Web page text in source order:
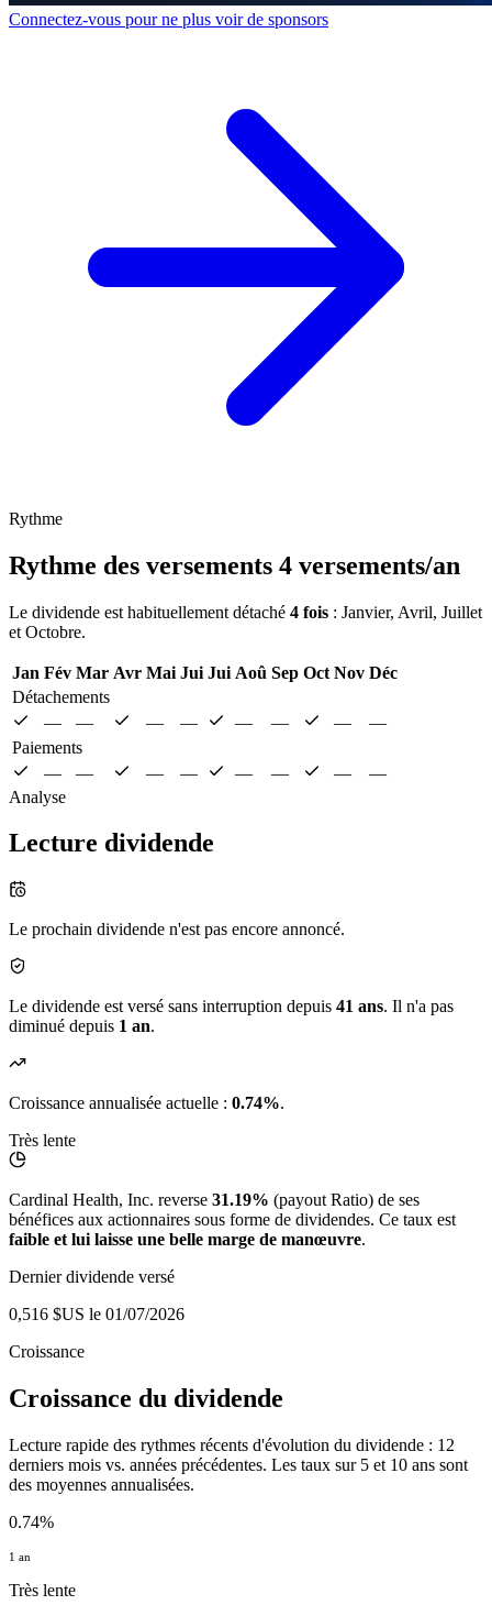
Connectez-vous pour ne plus voir de sponsors
Rythme
Rythme des versements 4 versements/an
Le dividende est habituellement détaché 4 fois : Janvier, Avril, Juillet
et Octobre.
Jan Fév Mar Avr Mai Jui Jui Aoû Sep Oct Nov Déc
Détachements
—
— — — — — —
—
Paiements
—
— — — — — —
—
Analyse
Lecture dividende
Le prochain dividende n'est pas encore annoncé.
Le dividende est versé sans interruption depuis 41 ans. Il n'a pas
diminué depuis 1 an.
Croissance annualisée actuelle : 0.74%.
Très lente
Cardinal Health, Inc. reverse 31.19% (payout Ratio) de ses
bénéfices aux actionnaires sous forme de dividendes. Ce taux est
faible et lui laisse une belle marge de manœuvre.
Dernier dividende versé
0,516 $US le 01/07/2026
Croissance
Croissance du dividende
Lecture rapide des rythmes récents d'évolution du dividende : 12
derniers mois vs. années précédentes. Les taux sur 5 et 10 ans sont
des moyennes annualisées.
0.74%
1 an
Très lente